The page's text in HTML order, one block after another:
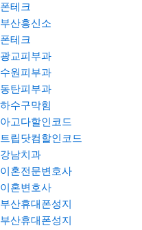
폰테크
부산흥신소
폰테크
광교피부과
수원피부과
동탄피부과
하수구막힘
아고다할인코드
트립닷컴할인코드
강남치과
이혼전문변호사
이혼변호사
부산휴대폰성지
부산휴대폰성지